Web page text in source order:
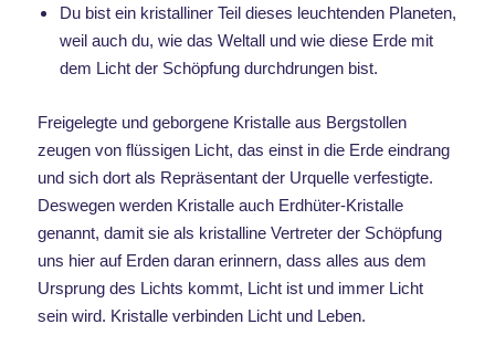
Du bist ein kristalliner Teil dieses leuchtenden Planeten,
weil auch du, wie das Weltall und wie diese Erde mit
dem Licht der Schöpfung durchdrungen bist.
Freigelegte und geborgene Kristalle aus Bergstollen
zeugen von flüssigen Licht, das einst in die Erde eindrang
und sich dort als Repräsentant der Urquelle verfestigte.
Deswegen werden Kristalle auch Erdhüter-Kristalle
genannt, damit sie als kristalline Vertreter der Schöpfung
uns hier auf Erden daran erinnern, dass alles aus dem
Ursprung des Lichts kommt, Licht ist und immer Licht
sein wird. Kristalle verbinden Licht und Leben.